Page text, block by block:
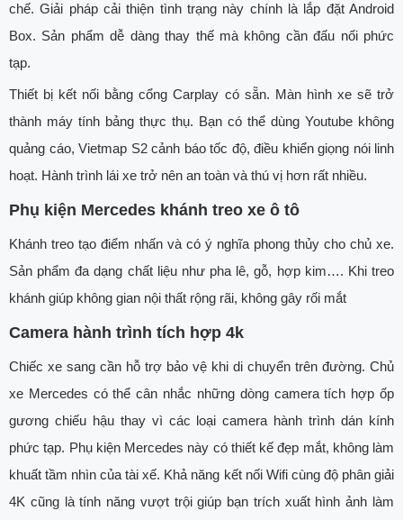
chế. Giải pháp cải thiện tình trạng này chính là lắp đặt Android
Box. Sản phẩm dễ dàng thay thế mà không cần đấu nối phức
tạp.
Thiết bị kết nối bằng cổng Carplay có sẵn. Màn hình xe sẽ trở
thành máy tính bảng thực thụ. Bạn có thể dùng Youtube không
quảng cáo, Vietmap S2 cảnh báo tốc độ, điều khiển giọng nói linh
hoạt. Hành trình lái xe trở nên an toàn và thú vị hơn rất nhiều.
Phụ kiện Mercedes khánh treo xe ô tô
Khánh treo tạo điểm nhấn và có ý nghĩa phong thủy cho chủ xe.
Sản phẩm đa dạng chất liệu như pha lê, gỗ, hợp kim…. Khi treo
khánh giúp không gian nội thất rộng rãi, không gây rối mắt
Camera hành trình tích hợp 4k
Chiếc xe sang cần hỗ trợ bảo vệ khi di chuyển trên đường. Chủ
xe Mercedes có thể cân nhắc những dòng camera tích hợp ốp
gương chiếu hậu thay vì các loại camera hành trình dán kính
phức tạp. Phụ kiện Mercedes này có thiết kế đẹp mắt, không làm
khuất tầm nhìn của tài xế. Khả năng kết nối Wifi cùng độ phân giải
4K cũng là tính năng vượt trội giúp bạn trích xuất hình ảnh làm